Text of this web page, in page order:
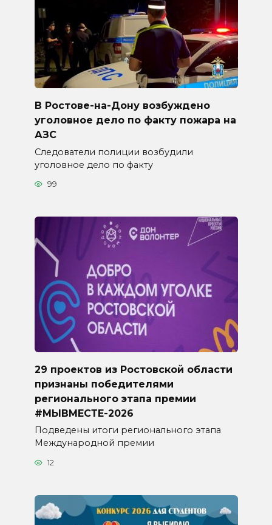
В Ростове-на-Дону возбуждено
уголовное дело по факту пожара на
АЗС
Следователи полиции возбудили
уголовное дело по факту
99
29 проектов из Ростовской области
признаны победителями
регионального этапа премии
#МЫВМЕСТЕ-2026
Подведены итоги регионального этапа
Международной премии
12